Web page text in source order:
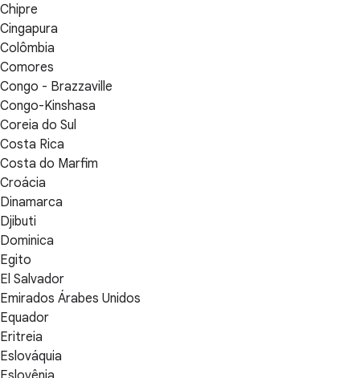
Chipre
Cingapura
Colômbia
Comores
Congo - Brazzaville
Congo-Kinshasa
Coreia do Sul
Costa Rica
Costa do Marfim
Croácia
Dinamarca
Djibuti
Dominica
Egito
El Salvador
Emirados Árabes Unidos
Equador
Eritreia
Eslováquia